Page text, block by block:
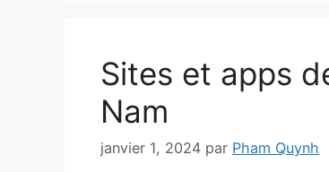
Sites et apps
Nam
janvier 1, 2024 par Pham Quynh